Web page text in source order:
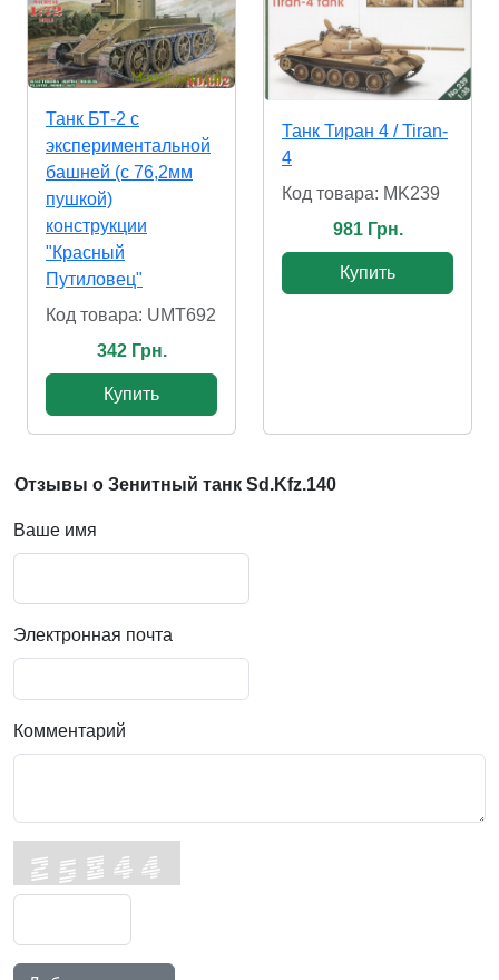
Танк БТ-2 с
экспериментальной
башней (с 76,2мм
пушкой)
конструкции
"Красный
Путиловец"
Код товара: UMT692
342 Грн.
Купить
Танк Тиран 4 / Tiran-
4
Код товара: MK239
981 Грн.
Купить
Отзывы о Зенитный танк Sd.Kfz.140
Ваше имя
Электронная почта
Комментарий